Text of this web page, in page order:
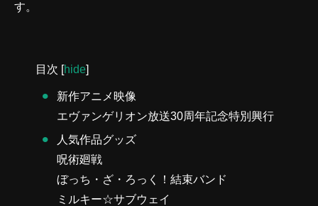
す。
目次 [hide]
新作アニメ映像
エヴァンゲリオン放送30周年記念特別興行
人気作品グッズ
呪術廻戦
ぼっち・ざ・ろっく！結束バンド
ミルキー☆サブウェイ